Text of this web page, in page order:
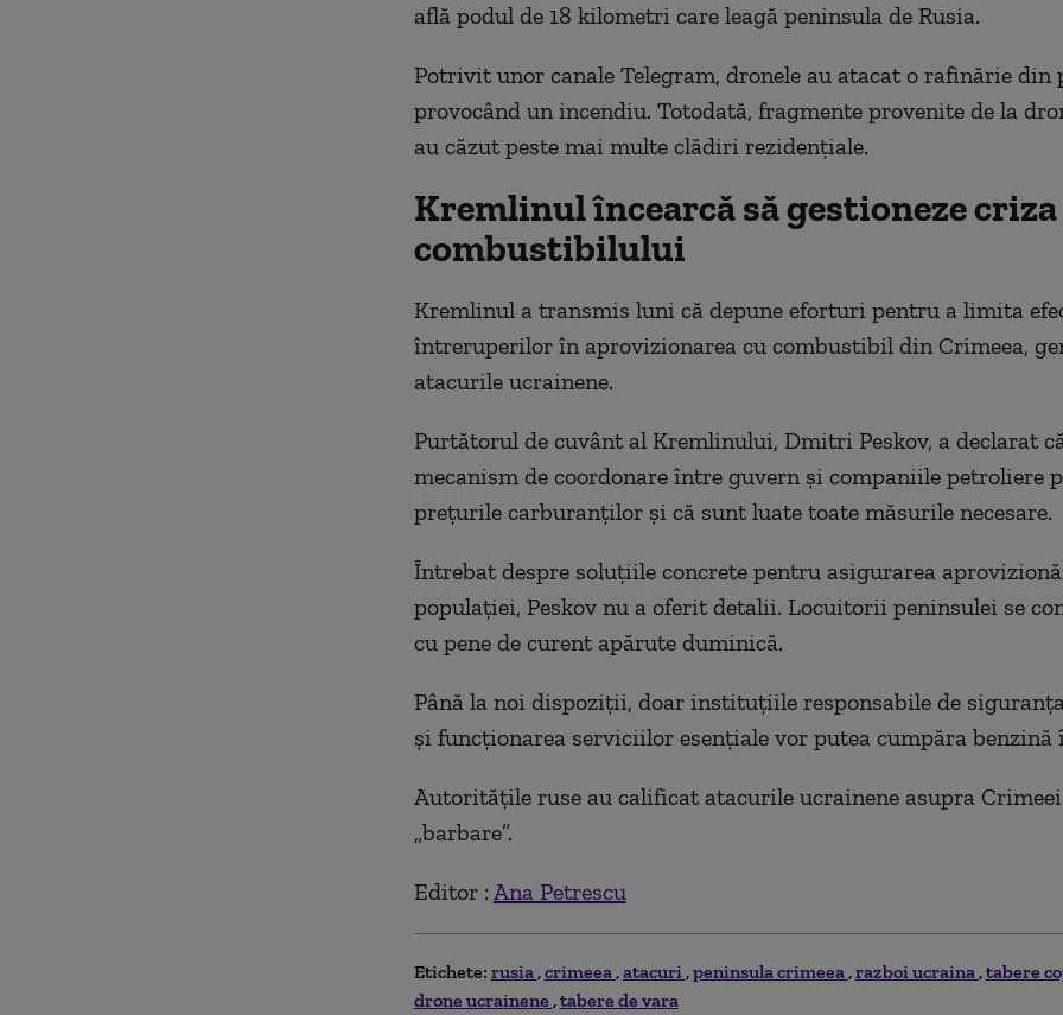
află podul de 18 kilometri care leagă peninsula de Rusia.
Potrivit unor canale Telegram, dronele au atacat o rafinărie din
provocând un incendiu. Totodată, fragmente provenite de la
au căzut peste mai multe clădiri rezidenţiale.
Kremlinul încearcă să gestioneze criza
combustibilului
Kremlinul a transmis luni că depune eforturi pentru a limita
întreruperilor în aprovizionarea cu combustibil din Crimeea,
atacurile ucrainene.
Purtătorul de cuvânt al Kremlinului, Dmitri Peskov, a declarat
mecanism de coordonare între guvern şi companiile petroliere
preţurile carburanţilor şi că sunt luate toate măsurile necesare.
Întrebat despre soluţiile concrete pentru asigurarea
populaţiei, Peskov nu a oferit detalii. Locuitorii peninsulei se
cu pene de curent apărute duminică.
Până la noi dispoziţii, doar instituţiile responsabile de
şi funcţionarea serviciilor esenţiale vor putea cumpăra benzină
Autorităţile ruse au calificat atacurile ucrainene asupra
„barbare”.
Editor : Ana Petrescu
Etichete: rusia crimeea atacuri peninsula crimeea razboi ucraina tabere
drone ucrainene tabere de vara